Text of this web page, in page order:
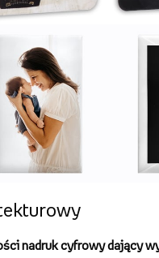
w dobrej cenie
do 15x20cm
na wyjątkowy upominek
dodaj zdjęcia i tekst, a